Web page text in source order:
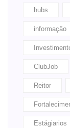
hubs
informação
ClubJob
Reitor
Estágiarios